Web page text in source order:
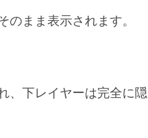
まま表示されます。
、下レイヤーは完全に隠